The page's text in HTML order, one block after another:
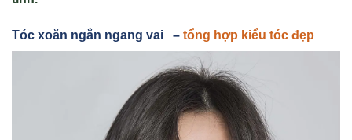
Tóc xoăn ngắn ngang vai – tổng hợp kiểu tóc đẹp